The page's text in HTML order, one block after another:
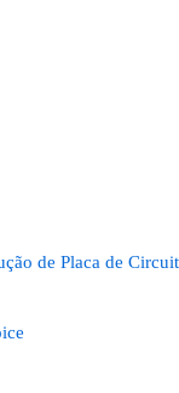
de Placa de